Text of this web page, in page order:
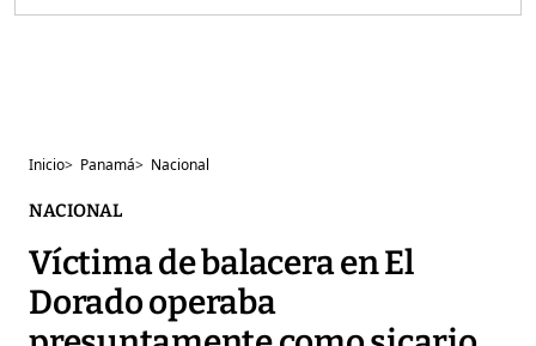
Inicio> Panamá> Nacional
NACIONAL
Víctima de balacera en El
Dorado operaba